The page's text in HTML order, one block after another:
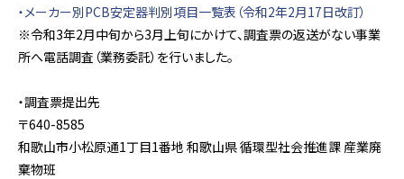
・メーカー別PCB安定器判別項目一覧表（令和2年2月17日改訂）
※令和3年2月中旬から3月上旬にかけて、調査票の返送がない事業
所へ電話調査（業務委託）を行いました。
・調査票提出先
〒640-8585
和歌山市小松原通1丁目1番地 和歌山県 循環型社会推進課 産業廃
棄物班